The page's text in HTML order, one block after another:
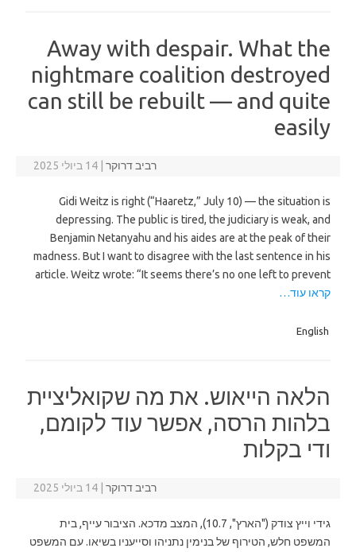
Away with despair. What the
nightmare coalition destroyed
can still be rebuilt — and quite
easily
רביב דרוקר 14 ביולי 2025
Gidi Weitz is right (“Haaretz,” July 10) — the situation is
depressing. The public is tired, the judiciary is weak, and
Benjamin Netanyahu and his aides are at the peak of their
madness. But I want to disagree with the last sentence in his
article. Weitz wrote: “It seems there’s no one left to prevent
קראו עוד…
English
הלאה הייאוש. את מה שקואליציית
בלהות הרסה, אפשר עוד לקומם,
ודי בקלות
רביב דרוקר 14 ביולי 2025
גידי וייץ צודק ("הארץ", 10.7), המצב מדכא. הציבור עייף, בית
המשפט חלש, הטירוף של בנימין נתניהו וסייעניו בשיאו. עם המשפט